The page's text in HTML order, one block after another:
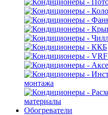
монтажа
материалы
Обогреватели